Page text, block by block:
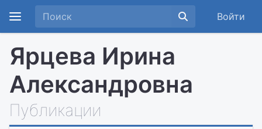
Войти
Ярцева Ирина
Александровна
Публикации